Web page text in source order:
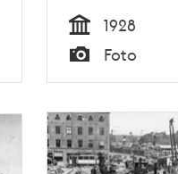
Tid
1928
Typ
Foto